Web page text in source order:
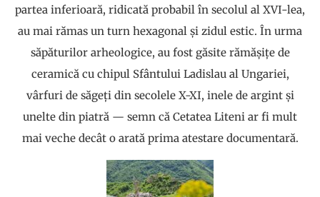
partea inferioară, ridicată probabil în secolul al XVI-lea,
au mai rămas un turn hexagonal și zidul estic. În urma
săpăturilor arheologice, au fost găsite rămășițe de
ceramică cu chipul Sfântului Ladislau al Ungariei,
vârfuri de săgeți din secolele X-XI, inele de argint și
unelte din piatră — semn că Cetatea Liteni ar fi mult
mai veche decât o arată prima atestare documentară.